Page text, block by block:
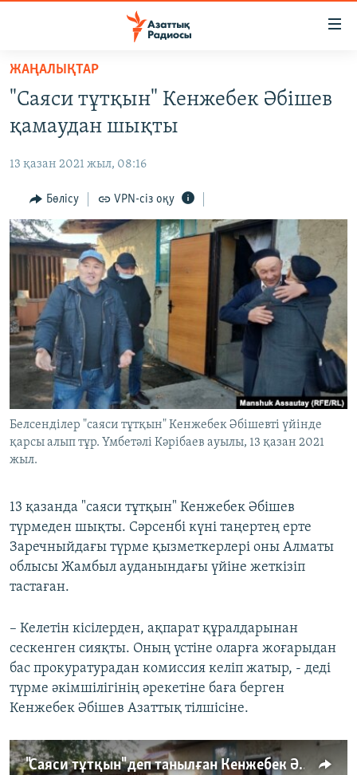
Skip
main
content
to
Navigation
Skip
to
Search
ЖАҢАЛЫҚТАР
AZATTYQTV
ҚАҢТАР ОҚИҒАСЫ
АДАМ ҚҰҚЫҚТАРЫ
ӘЛЕУМЕТ
ӘЛЕМ
АРНАЙЫ ЖОБАЛАР
Русский
ЖАЗЫЛЫҢЫЗ
Басқа тілдерде
ЖАҢАЛЫҚТАР
"Саяси тұтқын" Кенжебек Әбішев
қамаудан шықты
13 қазан 2021 жыл, 08:16
Бөлісу VPN-сіз оқу
Белсенділер "саяси тұтқын" Кенжебек Әбішевті үйінде
қарсы алып тұр. Үмбетәлі Кәрібаев ауылы, 13 қазан 2021
жыл.
13 қазанда "саяси тұтқын" Кенжебек Әбішев
түрмеден шықты. Сәрсенбі күні таңертең ерте
Заречныйдағы түрме қызметкерлері оны Алматы
облысы Жамбыл ауданындағы үйіне жеткізіп
тастаған.
– Келетін кісілерден, ақпарат құралдарынан
сескенген сияқты. Оның үстіне оларға жоғарыдан
бас прокуратурадан комиссия келіп жатыр, - деді
түрме әкімшілігінің әрекетіне баға берген
Кенжебек Әбішев Азаттық тілшісіне.
"Саяси тұтқын" деп танылған Кенжебек Әбішев босатылды